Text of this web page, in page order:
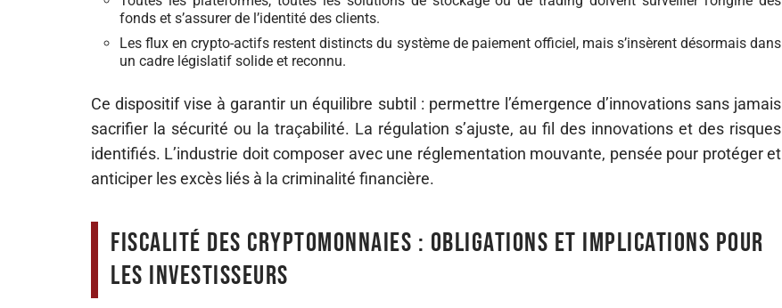
fonds et s’assurer de l’identité des clients.
Les flux en crypto-actifs restent distincts du système de paiement officiel, mais s’insèrent désormais dans
un cadre législatif solide et reconnu.
Ce dispositif vise à garantir un équilibre subtil : permettre l’émergence d’innovations sans jamais
sacrifier la sécurité ou la traçabilité. La régulation s’ajuste, au fil des innovations et des risques
identifiés. L’industrie doit composer avec une réglementation mouvante, pensée pour protéger et
anticiper les excès liés à la criminalité financière.
Fiscalité des cryptomonnaies : obligations et implications pour
les investisseurs